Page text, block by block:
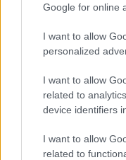
Google for online
I want to allow
personalized
I want to allow
related to
device identifiers
I want to allow
related to
Petróleo Brent cai
Rafael Oliveira · 6 ago 2026